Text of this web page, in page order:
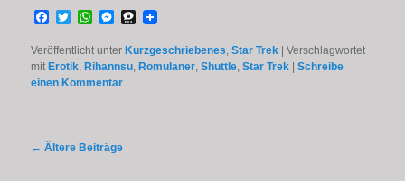
Facebook
TwitterWhatsApp
Messenger
Threema
Veröffentlicht unter Kurzgeschriebenes,Star Trek |Verschlagwortet
mit Erotik, Rihannsu, Romulaner,Shuttle,Star Trek |Schreibe
einen Kommentar
Beitragsnavigation
← Ältere Beiträge